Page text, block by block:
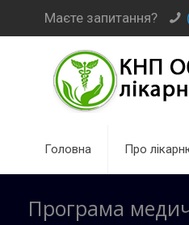
Маєте запитання?
Головна Про
Програма